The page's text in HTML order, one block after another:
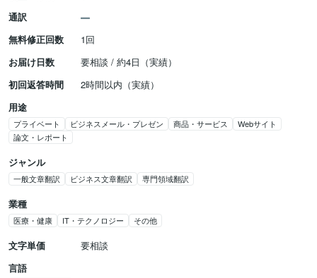
通訳
無料修正回数
1回
お届け日数
要相談 / 約4日（実績）
初回返答時間
2時間以内（実績）
用途
プライベート ビジネスメール・プレゼン 商品・サービス
Webサイト
論文・レポート
ジャンル
一般文章翻訳 ビジネス文章翻訳 専門領域翻訳
業種
医療・健康 IT・テクノロジー その他
文字単価
要相談
言語